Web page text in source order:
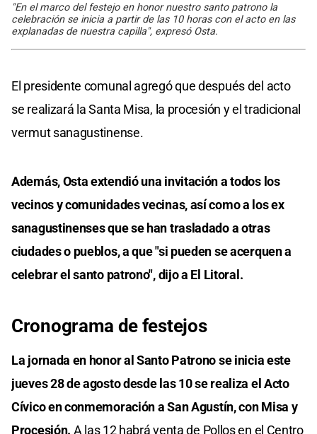
"En el marco del festejo en honor nuestro santo patrono la
celebración se inicia a partir de las 10 horas con el acto en las
explanadas de nuestra capilla", expresó Osta.
El presidente comunal agregó que después del acto
se realizará la Santa Misa, la procesión y el tradicional
vermut sanagustinense.
Además, Osta extendió una invitación a todos los
vecinos y comunidades vecinas, así como a los ex
sanagustinenses que se han trasladado a otras
ciudades o pueblos, a que "si pueden se acerquen a
celebrar el santo patrono", dijo a El Litoral.
Cronograma de festejos
La jornada en honor al Santo Patrono se inicia este
jueves 28 de agosto desde las 10 se realiza el Acto
Cívico en conmemoración a San Agustín, con Misa y
Procesión. A las 12 habrá venta de Pollos en el Centro